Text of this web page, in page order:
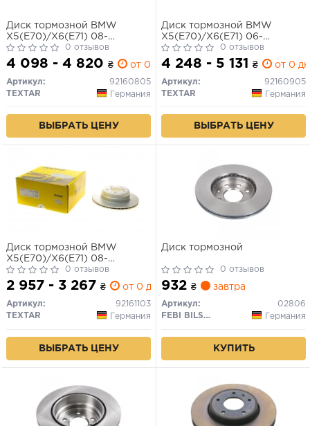
Диск тормозной BMW
X5(E70)/X6(E71) 08-
перед.вент.
(высокоуглеродистый с
покрытием PRO+)
0 отзывов
4 098 - 4 820 ₴ от 0 дн.
Артикул:
92160805
TEXTAR
Германия
ВЫБРАТЬ ЦЕНУ
Диск тормозной BMW
X5(E70)/X6(E71) 06-
перед.вент.
(высокоуглеродистый с
покрытием PRO+)
0 отзывов
4 248 - 5 131 ₴ от 0
Артикул:
92160905
TEXTAR
Германия
ВЫБРАТЬ ЦЕНУ
Диск тормозной BMW
X5(E70)/X6(E71) 08-
задн.вент. (с покрытием
PRO)
0 отзывов
2 957 - 3 267 ₴ от 0 дн.
Артикул:
92161103
TEXTAR
Германия
ВЫБРАТЬ ЦЕНУ
Диск тормозной
0 отзывов
932 ₴ завтра
Артикул:
02806
FEBI BILSTEIN
Германия
КУПИТЬ